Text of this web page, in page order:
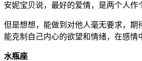
安妮宝贝说，最好的爱情，是两个人
但是想想，能做到对他人毫无要求，
能克制自己内心的欲望和情绪，在感情
水瓶座